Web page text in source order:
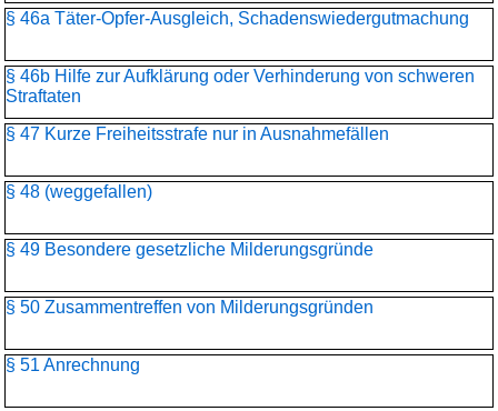
§ 46a Täter-Opfer-Ausgleich, Schadenswiedergutmachung
§ 46b Hilfe zur Aufklärung oder Verhinderung von schweren
Straftaten
§ 47 Kurze Freiheitsstrafe nur in Ausnahmefällen
§ 48 (weggefallen)
§ 49 Besondere gesetzliche Milderungsgründe
§ 50 Zusammentreffen von Milderungsgründen
§ 51 Anrechnung